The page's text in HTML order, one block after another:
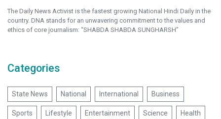
The Daily News Activist is the fastest growing National Hindi Daily in the
country. DNA stands for an unwavering commitment to the values and
ethics of core journalism: “SHABDA SHABDA SUNGHARSH”
Categories
State News National International Business
Sports Lifestyle Entertainment Science Health